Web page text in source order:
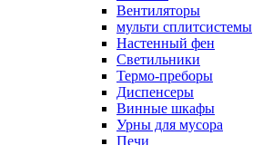
Вентиляторы
мульти сплитсистемы
Настенный фен
Светильники
Термо-преборы
Диспенсеры
Винные шкафы
Урны для мусора
Печи